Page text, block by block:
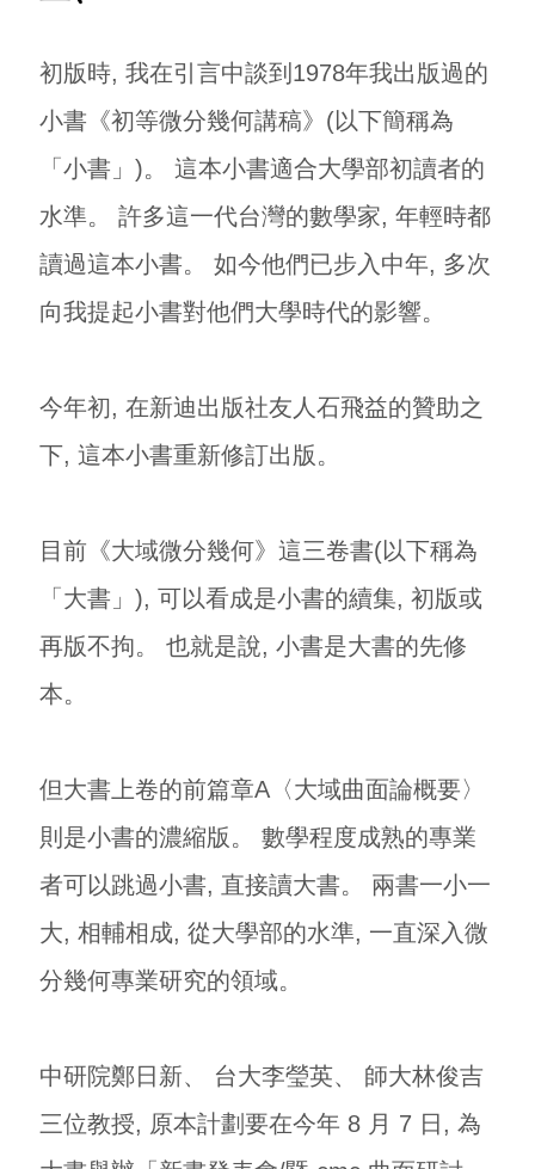
初版時, 我在引言中談到1978年我出版過的
小書《初等微分幾何講稿》(以下簡稱為
「小書」)。 這本小書適合大學部初讀者的
水準。 許多這一代台灣的數學家, 年輕時都
讀過這本小書。 如今他們已步入中年, 多次
向我提起小書對他們大學時代的影響。
今年初, 在新迪出版社友人石飛益的贊助之
下, 這本小書重新修訂出版。
目前《大域微分幾何》這三卷書(以下稱為
「大書」), 可以看成是小書的續集, 初版或
再版不拘。 也就是說, 小書是大書的先修
本。
但大書上卷的前篇章A〈大域曲面論概要〉
則是小書的濃縮版。 數學程度成熟的專業
者可以跳過小書, 直接讀大書。 兩書一小一
大, 相輔相成, 從大學部的水準, 一直深入微
分幾何專業研究的領域。
中研院鄭日新、 台大李瑩英、 師大林俊吉
三位教授, 原本計劃要在今年 8 月 7 日, 為